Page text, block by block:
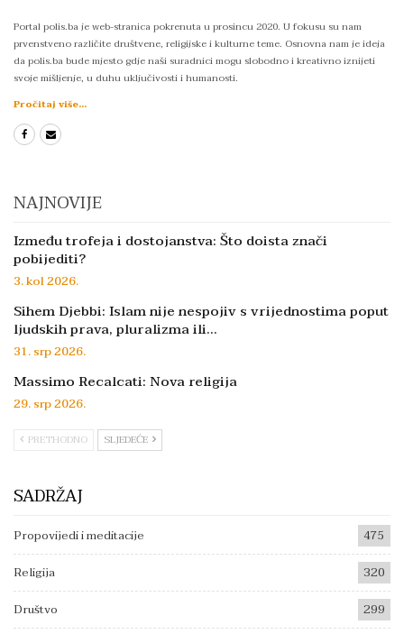
Portal polis.ba je web-stranica pokrenuta u prosincu 2020. U fokusu su nam
prvenstveno različite društvene, religijske i kulturne teme. Osnovna nam je ideja
da polis.ba bude mjesto gdje naši suradnici mogu slobodno i kreativno iznijeti
svoje mišljenje, u duhu uključivosti i humanosti.
Pročitaj više...
NAJNOVIJE
Između trofeja i dostojanstva: Što doista znači
pobijediti?
3. kol 2026.
Sihem Djebbi: Islam nije nespojiv s vrijednostima poput
ljudskih prava, pluralizma ili…
31. srp 2026.
Massimo Recalcati: Nova religija
29. srp 2026.
PRETHODNO SLJEDEĆE
SADRŽAJ
Propovijedi i meditacije
475
Religija
320
Društvo
299